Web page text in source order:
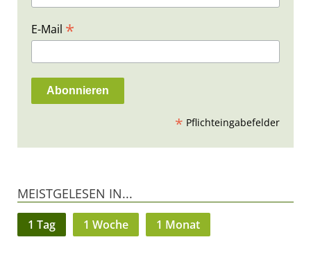
E-Mail *
* Pflichteingabefelder
MEISTGELESEN IN...
1 Tag 1 Woche 1 Monat